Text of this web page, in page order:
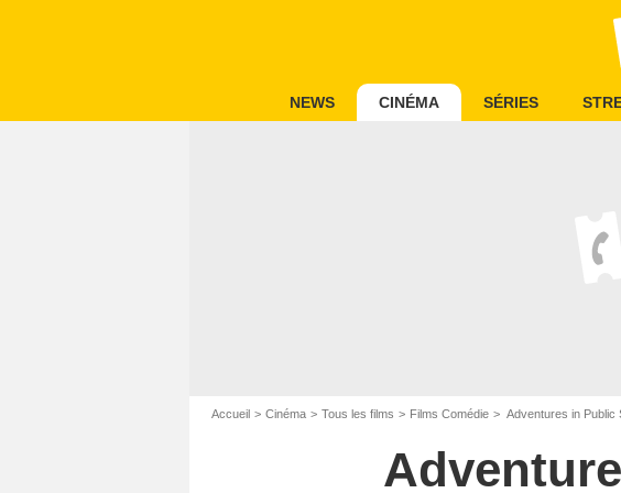
NEWS CINÉMA SÉRIES
Accueil Cinéma Tous les films Films Comédie Adventures in Public